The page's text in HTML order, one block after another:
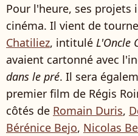
Pour l'heure, ses projets
cinéma. Il vient de
Chatiliez, intitulé L'Oncle
avaient cartonné avec
dans le pré. Il sera
premier film de Régis
côtés de Romain Duris,
Bérénice Bejo, Nicolas